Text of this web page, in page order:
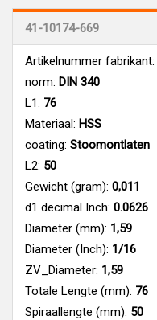
41-10174-669
Artikelnummer fabrikant:
norm: DIN 340
L1: 76
Materiaal: HSS
coating: Stoomontlaten
L2: 50
Gewicht (gram): 0,011
d1 decimal Inch: 0.0626
Diameter (mm): 1,59
Diameter (Inch): 1/16
ZV_Diameter: 1,59
Totale Lengte (mm): 76
Spiraallengte (mm): 50